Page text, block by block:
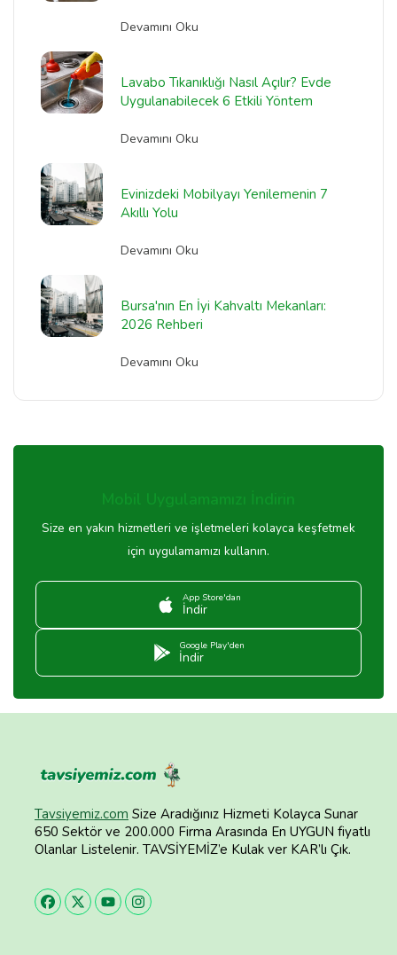
Devamını Oku
Lavabo Tıkanıklığı Nasıl Açılır? Evde
Uygulanabilecek 6 Etkili Yöntem
Devamını Oku
Evinizdeki Mobilyayı Yenilemenin 7
Akıllı Yolu
Devamını Oku
Bursa'nın En İyi Kahvaltı Mekanları:
2026 Rehberi
Devamını Oku
Mobil Uygulamamızı İndirin
Size en yakın hizmetleri ve işletmeleri kolayca keşfetmek
için uygulamamızı kullanın.
App Store'dan
İndir
Google Play'den
İndir
Tavsiyemiz.com Size Aradığınız Hizmeti Kolayca Sunar
650 Sektör ve 200.000 Firma Arasında En UYGUN fiyatlı
Olanlar Listelenir. TAVSİYEMİZ’e Kulak ver KAR’lı Çık.